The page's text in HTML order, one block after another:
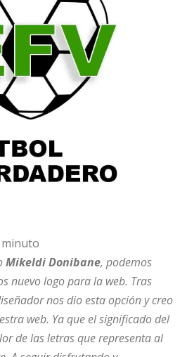
minuto
Mikeldi Donibane, podemos
nuevo logo para la web. Tras
nos dio esta opción y creo
web. Ya que el significado del
de las letras que representa al